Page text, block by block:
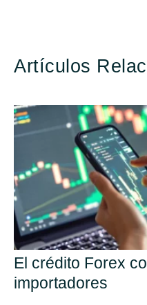
Artículos
El crédito Forex
importadores